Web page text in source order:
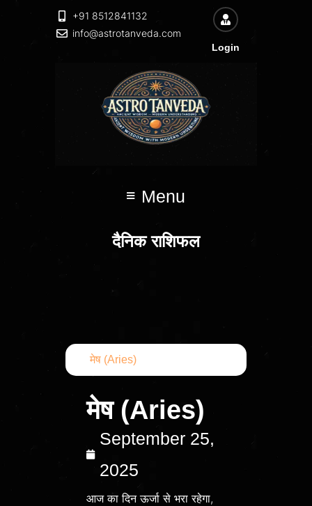
+91 8512841132
info@astrotanveda.com
Login
Menu
दैनिक राशिफल
मेष (Aries)
मेष (Aries)
September 25,
2025
आज का दिन ऊर्जा से भरा रहेगा,